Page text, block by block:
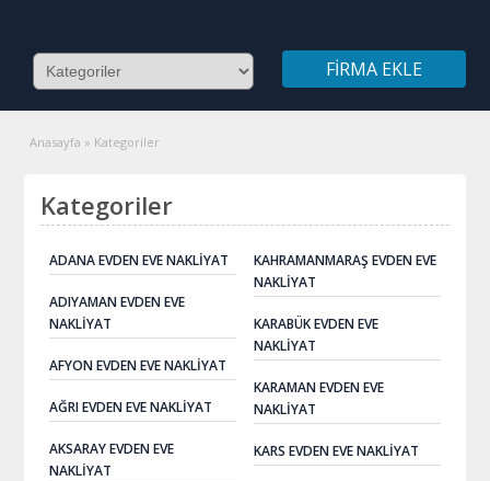
FIRMA EKLE
Anasayfa » Kategoriler
Kategoriler
ADANA EVDEN EVE NAKLIYAT
ADIYAMAN EVDEN EVE
NAKLIYAT
AFYON EVDEN EVE NAKLIYAT
AĞRI EVDEN EVE NAKLIYAT
AKSARAY EVDEN EVE
NAKLIYAT
KAHRAMANMARAŞ EVDEN EVE
NAKLIYAT
KARABÜK EVDEN EVE
NAKLIYAT
KARAMAN EVDEN EVE
NAKLIYAT
KARS EVDEN EVE NAKLIYAT